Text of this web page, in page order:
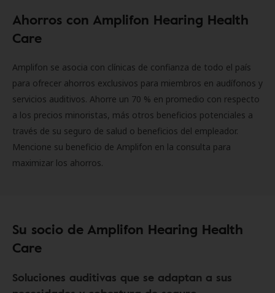
Ahorros con Amplifon Hearing Health
Care
Amplifon se asocia con clínicas de confianza de todo el país
para ofrecer ahorros exclusivos para miembros en audífonos y
servicios auditivos. Ahorre un 70 % en promedio con respecto
a los precios minoristas, más otros beneficios potenciales a
través de su seguro de salud o beneficios del empleador.
Mencione su beneficio de Amplifon en la consulta para
maximizar los ahorros.
Su socio de Amplifon Hearing Health
Care
Soluciones auditivas que se adaptan a sus